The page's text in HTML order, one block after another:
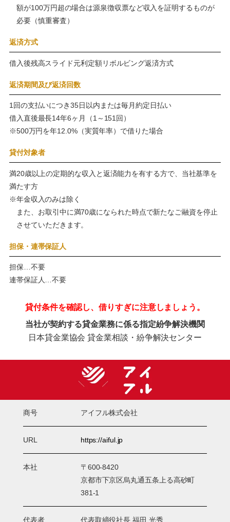
額が100万円超の場合は源泉徴収票など収入を証明するものが
必要（慎重審査）
返済方式
借入後残高スライド元利定額リボルビング返済方式
返済期間及び返済回数
1回の支払いにつき35日以内または毎月約定日払い
借入直後最長14年6ヶ月（1～151回）
※500万円を年12.0%（実質年率）で借りた場合
貸付対象者
満20歳以上の定期的な収入と返済能力を有する方で、当社基準を
満たす方
※年金収入のみは除く
また、お取引中に満70歳になられた時点で新たなご融資を停止
させていただきます。
担保・連帯保証人
担保…不要
連帯保証人…不要
貸付条件を確認し、借りすぎに注意しましょう。
当社が契約する貸金業務に係る指定紛争解決機関
日本貸金業協会 貸金業相談・紛争解決センター
商号 アイフル株式会社
URL https://aiful.jp
本社
〒600-8420
京都市下京区烏丸通五条上る高砂町
381-1
代表者 代表取締役社長 福田 光秀